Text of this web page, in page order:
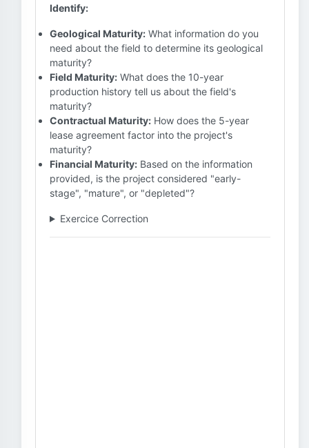
Identify:
Geological Maturity: What information do you
need about the field to determine its geological
maturity?
Field Maturity: What does the 10-year
production history tell us about the field's
maturity?
Contractual Maturity: How does the 5-year
lease agreement factor into the project's
maturity?
Financial Maturity: Based on the information
provided, is the project considered "early-
stage", "mature", or "depleted"?
Exercice Correction